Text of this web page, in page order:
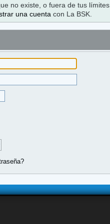
no existe, o fuera de tus límites.
una cuenta con La BSK.